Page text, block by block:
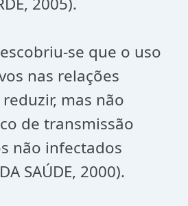
se que o uso
nas relações
mas não
de transmissão
não infectados
SAÚDE, 2000).